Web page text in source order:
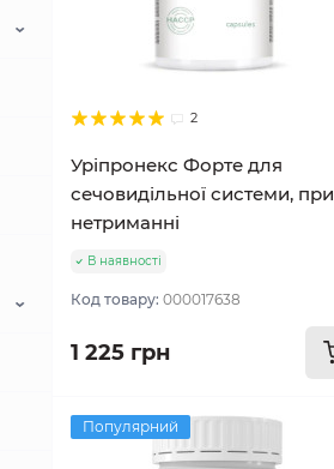
2
Уріпронекс Форте для
сечовидільної системи, при
нетриманні
В наявності
Код товару: 000017638
1 225 грн
Популярний